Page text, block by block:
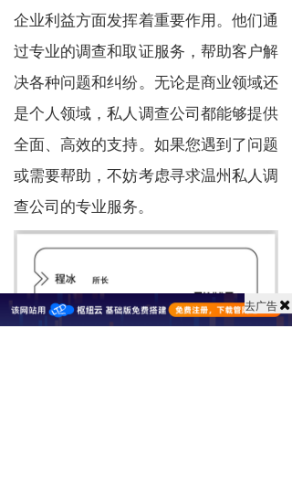
企业利益方面发挥着重要作用。他们通
过专业的调查和取证服务，帮助客户解
决各种问题和纠纷。无论是商业领域还
是个人领域，私人调查公司都能够提供
全面、高效的支持。如果您遇到了问题
或需要帮助，不妨考虑寻求温州私人调
查公司的专业服务。
去广告